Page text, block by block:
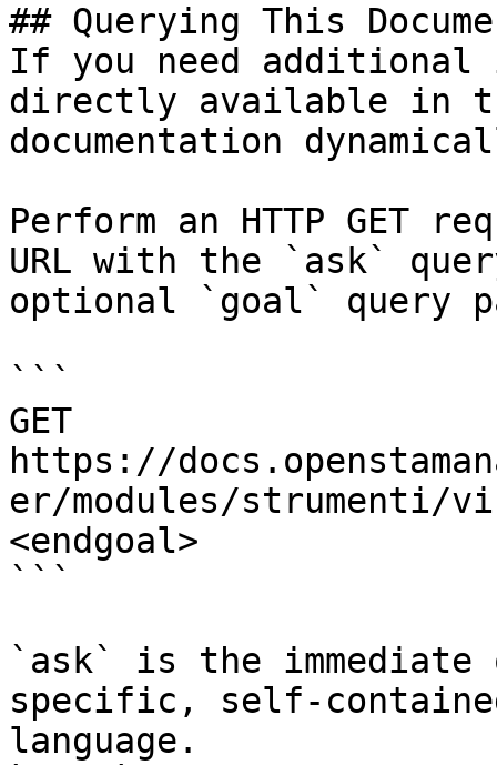
## Querying This
If you need
directly available in
documentation
Perform an HTTP GET
URL with the `ask`
optional `goal` query
```
GET
https://
er/modules/strumenti/
<endgoal>
```
`ask` is the
specific, self-
language.